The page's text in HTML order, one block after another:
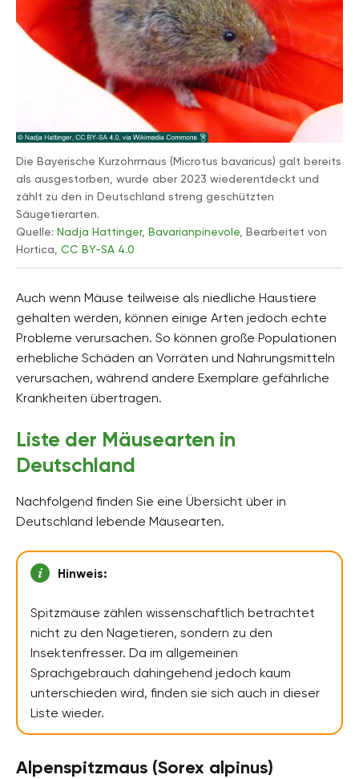
Die Bayerische Kurzohrmaus (Microtus bavaricus) galt bereits
als ausgestorben, wurde aber 2023 wiederentdeckt und
zählt zu den in Deutschland streng geschützten
Säugetierarten.
Quelle: Nadja Hattinger, Bavarianpinevole , Bearbeitet von
Hortica, CC BY-SA 4.0
Auch wenn Mäuse teilweise als niedliche Haustiere
gehalten werden, können einige Arten jedoch echte
Probleme verursachen. So können große Populationen
erhebliche Schäden an Vorräten und Nahrungsmitteln
verursachen, während andere Exemplare gefährliche
Krankheiten übertragen.
Liste der Mäusearten in
Deutschland
Nachfolgend finden Sie eine Übersicht über in
Deutschland lebende Mäusearten.
Hinweis:
Spitzmäuse zählen wissenschaftlich betrachtet
nicht zu den Nagetieren, sondern zu den
Insektenfresser. Da im allgemeinen
Sprachgebrauch dahingehend jedoch kaum
unterschieden wird, finden sie sich auch in dieser
Liste wieder.
Alpenspitzmaus (Sorex alpinus)